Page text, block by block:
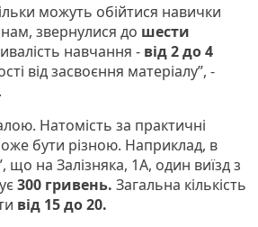
можуть обійтися навички
звернулися до шести
навчання - від 2 до 4
від засвоєння матеріалу”, -
Натомість за практичні
бути різною. Наприклад, в
що на Залізняка, 1А, один виїзд з
300 гривень. Загальна кількість
від 15 до 20.